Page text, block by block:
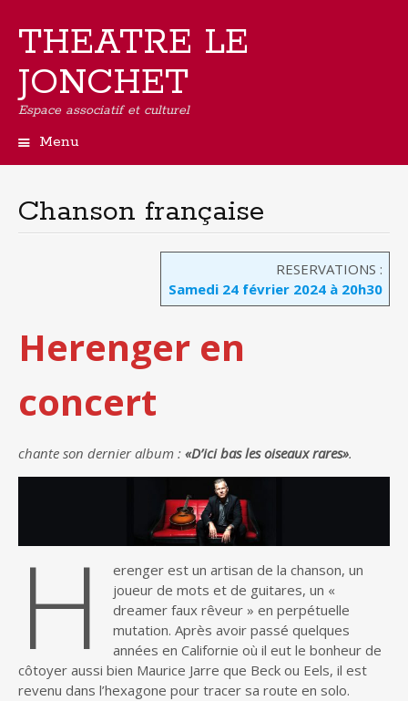
THEATRE LE
JONCHET
Espace associatif et culturel
Menu
principal
Chanson française
RESERVATIONS :
Samedi 24 février 2024 à 20h30
Herenger en
concert
chante son dernier album : «D’ici bas les oiseaux rares».
H
erenger est un artisan de la chanson, un
joueur de mots et de guitares, un «
dreamer faux rêveur » en perpétuelle
mutation. Après avoir passé quelques
années en Californie où il eut le bonheur de
côtoyer aussi bien Maurice Jarre que Beck ou Eels, il est
revenu dans l’hexagone pour tracer sa route en solo.